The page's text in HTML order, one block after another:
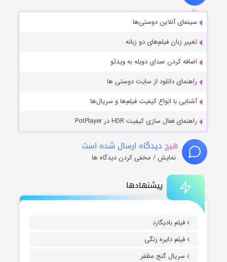
پیشنهادها
فیلم بادیگارد
فیلم دایره زنگی
سریال گنج مظفر
سینمای آنلاین دوستی‌ها
تغییر زبان فیلم‌های دو زبانه
اضافه کردن صدای دوبله به ویدئو
راهنمای دانلود از سایت دوستی ها
آشنایی با انواع کیفیت فیلم‌ها و سریال‌ها
راهنمای فعال سازی کیفیت HDR در PotPlayer
هیچ دیدگاه ارسال شده است
نمایش / مخفی کردن دیدگاه ها